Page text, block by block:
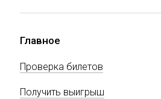
Главное
Проверка билетов
Получить выигрыш